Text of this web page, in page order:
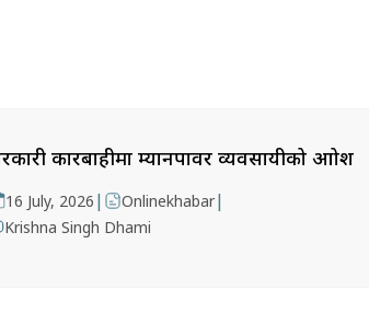
कारबाहीमा म्यानपावर व्यवसायीको आक्रोश
16 July, 2026 | Onlinekhabar|
Krishna Singh Dhami